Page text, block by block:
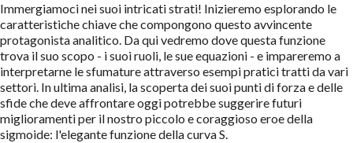
Immergiamoci nei suoi intricati strati! Inizieremo esplorando le
caratteristiche chiave che compongono questo avvincente
protagonista analitico. Da qui vedremo dove questa funzione
trova il suo scopo - i suoi ruoli, le sue equazioni - e impareremo a
interpretarne le sfumature attraverso esempi pratici tratti da vari
settori. In ultima analisi, la scoperta dei suoi punti di forza e delle
sfide che deve affrontare oggi potrebbe suggerire futuri
miglioramenti per il nostro piccolo e coraggioso eroe della
sigmoide: l'elegante funzione della curva S.